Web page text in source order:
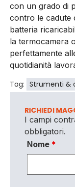
con un grado di
contro le cadute
batteria
la termocamera
perfettamente
quotidianità
Tag: Strumenti &
RICHIEDI
I campi
obbligatori.
Nome *